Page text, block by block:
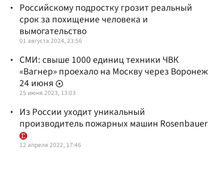
Российскому подростку грозит реальный
срок за похищение человека и
вымогательство
01 августа 2024, 23:56
СМИ: свыше 1000 единиц техники ЧВК
«Вагнер» проехало на Москву через Воронеж
24 июня
25 июня 2023, 13:03
Из России уходит уникальный
производитель пожарных машин Rosenbauer
12 апреля 2022, 17:46